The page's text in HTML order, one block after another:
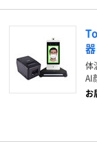
体
AI
お